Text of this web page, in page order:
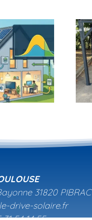
Solaire –
Airbus
CSE AIRBUS
– 28 mai 2025
31820 PIBRAC
drive-solaire.fr